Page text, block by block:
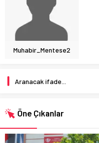
Muhabir_Mentese2
Öne Çıkanlar